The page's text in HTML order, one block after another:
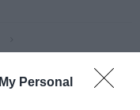
Personal